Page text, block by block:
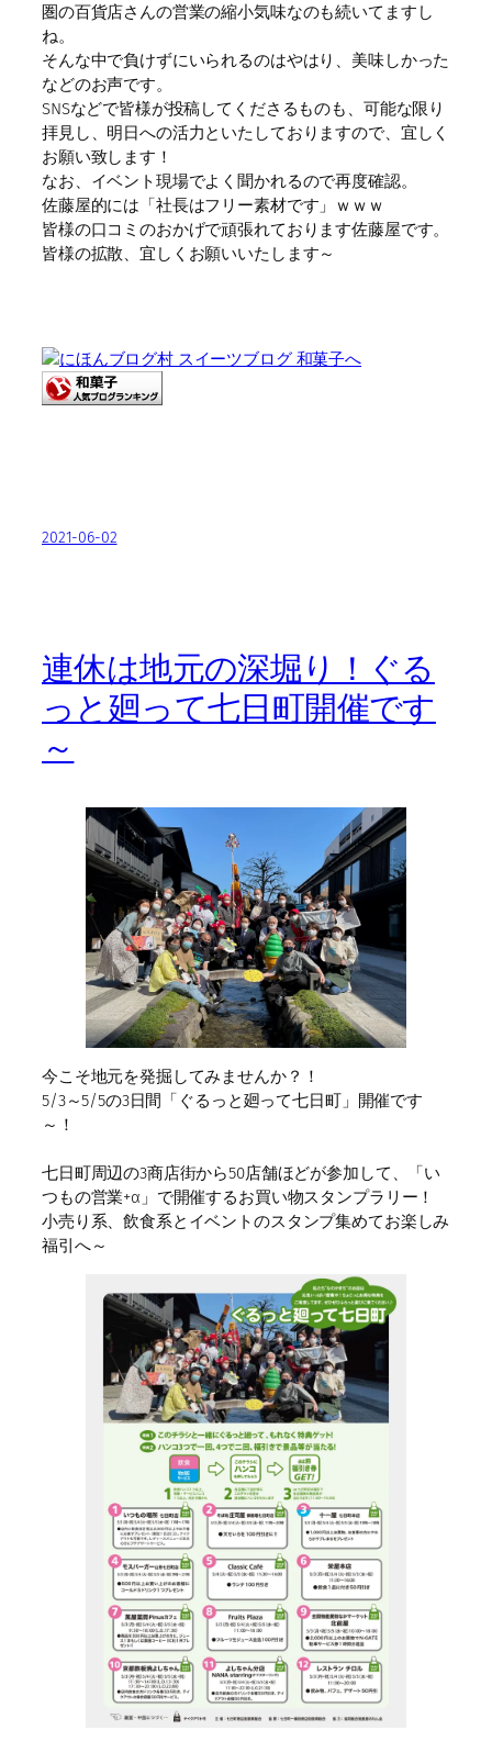
圏の百貨店さんの営業の縮小気味なのも続いてますし
ね。
そんな中で負けずにいられるのはやはり、美味しかった
などのお声です。
SNSなどで皆様が投稿してくださるものも、可能な限り
拝見し、明日への活力といたしておりますので、宜しく
お願い致します！
なお、イベント現場でよく聞かれるので再度確認。
佐藤屋的には「社長はフリー素材です」ｗｗｗ
皆様の口コミのおかげで頑張れております佐藤屋です。
皆様の拡散、宜しくお願いいたします～
2021-06-02
連休は地元の深堀り！ぐる
っと廻って七日町開催です
～
今こそ地元を発掘してみませんか？！
5/3～5/5の3日間「ぐるっと廻って七日町」開催です
～！
七日町周辺の3商店街から50店舗ほどが参加して、「い
つもの営業+α」で開催するお買い物スタンプラリー！
小売り系、飲食系とイベントのスタンプ集めてお楽しみ
福引へ～